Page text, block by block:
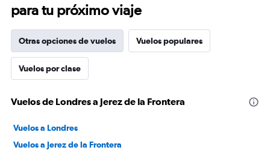
para tu próximo viaje
Otras opciones de vuelos Vuelos populares
Vuelos por clase
Vuelos de Londres a Jerez de la Frontera
Vuelos a Londres
Vuelos a Jerez de la Frontera